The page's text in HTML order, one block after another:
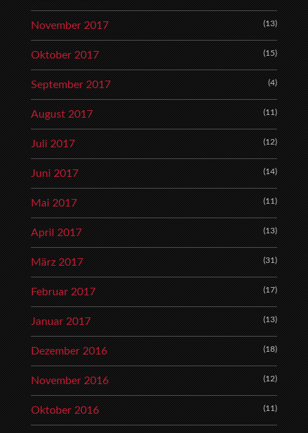
November 2017 (13)
Oktober 2017 (15)
September 2017 (4)
August 2017 (11)
Juli 2017 (12)
Juni 2017 (14)
Mai 2017 (11)
April 2017 (13)
März 2017 (31)
Februar 2017 (17)
Januar 2017 (13)
Dezember 2016 (18)
November 2016 (12)
Oktober 2016 (11)